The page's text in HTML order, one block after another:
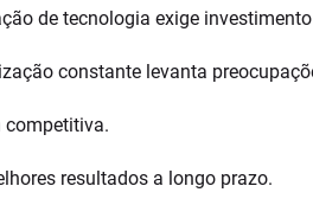
de tecnologia exige
constante levanta
competitiva.
resultados a longo prazo.